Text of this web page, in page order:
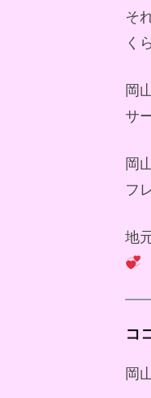
そ
く
岡
サ
岡
フ
地
コ
岡